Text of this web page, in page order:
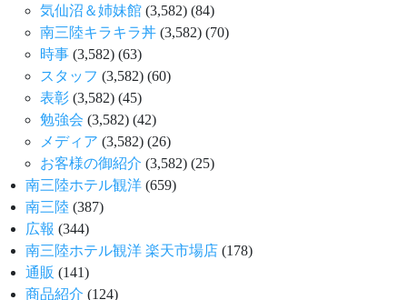
気仙沼＆姉妹館 (3,582) (84)
南三陸キラキラ丼 (3,582) (70)
時事 (3,582) (63)
スタッフ (3,582) (60)
表彰 (3,582) (45)
勉強会 (3,582) (42)
メディア (3,582) (26)
お客様の御紹介 (3,582) (25)
南三陸ホテル観洋 (659)
南三陸 (387)
広報 (344)
南三陸ホテル観洋 楽天市場店 (178)
通販 (141)
商品紹介 (124)